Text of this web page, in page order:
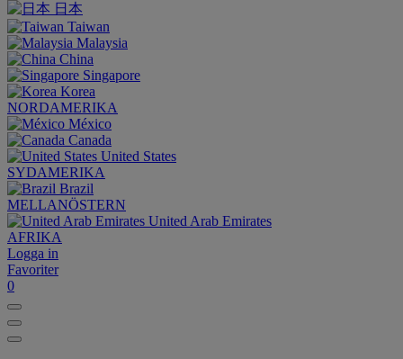
日本
Taiwan
Malaysia
China
Singapore
Korea
NORDAMERIKA
México
Canada
United States
SYDAMERIKA
Brazil
MELLANÖSTERN
United Arab Emirates
AFRIKA
Logga in
Favoriter
0